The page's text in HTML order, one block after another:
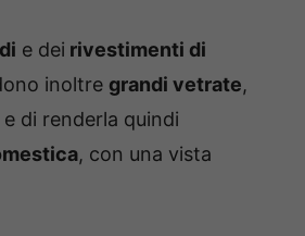
e dei rivestimenti di
inoltre grandi vetrate,
e di renderla quindi
, con una vista